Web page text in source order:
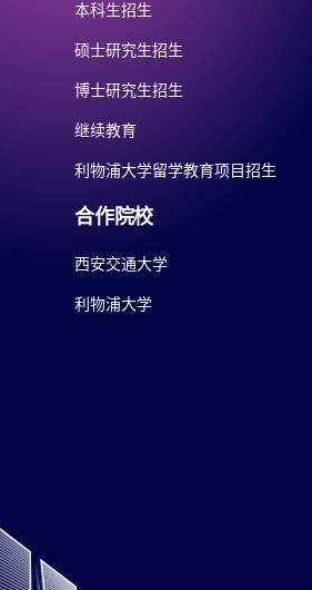
本科生招生
硕士研究生招生
博士研究生招生
继续教育
利物浦大学留学教育项目招生
合作院校
西安交通大学
利物浦大学